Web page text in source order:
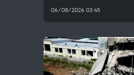
06/08/2026 03:45